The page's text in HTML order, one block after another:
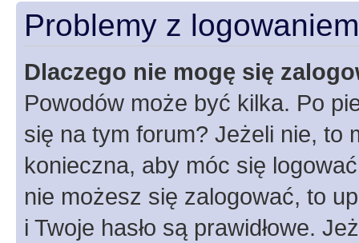
Problemy z
Dlaczego nie mogę się
Powodów może być kilka. Po
się na tym forum? Jeżeli nie, to
konieczna, aby móc się
nie możesz się zalogować, to
i Twoje hasło są prawidłowe.